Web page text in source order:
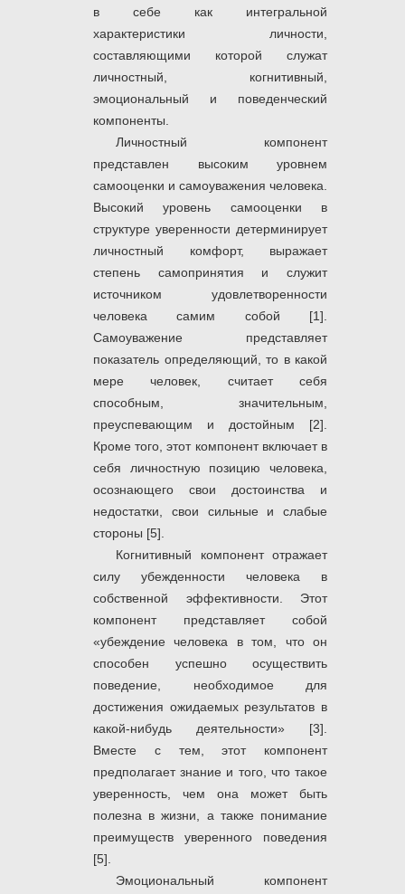
в себе как интегральной
характеристики личности,
составляющими которой служат
личностный, когнитивный,
эмоциональный и поведенческий
компоненты.
Личностный компонент
представлен высоким уровнем
самооценки и самоуважения человека.
Высокий уровень самооценки в
структуре уверенности детерминирует
личностный комфорт, выражает
степень самопринятия и служит
источником удовлетворенности
человека самим собой [1].
Самоуважение представляет
показатель определяющий, то в какой
мере человек, считает себя
способным, значительным,
преуспевающим и достойным [2].
Кроме того, этот компонент включает в
себя личностную позицию человека,
осознающего свои достоинства и
недостатки, свои сильные и слабые
стороны [5].
Когнитивный компонент отражает
силу убежденности человека в
собственной эффективности. Этот
компонент представляет собой
«убеждение человека в том, что он
способен успешно осуществить
поведение, необходимое для
достижения ожидаемых результатов в
какой-нибудь деятельности» [3].
Вместе с тем, этот компонент
предполагает знание и того, что такое
уверенность, чем она может быть
полезна в жизни, а также понимание
преимуществ уверенного поведения
[5].
Эмоциональный компонент